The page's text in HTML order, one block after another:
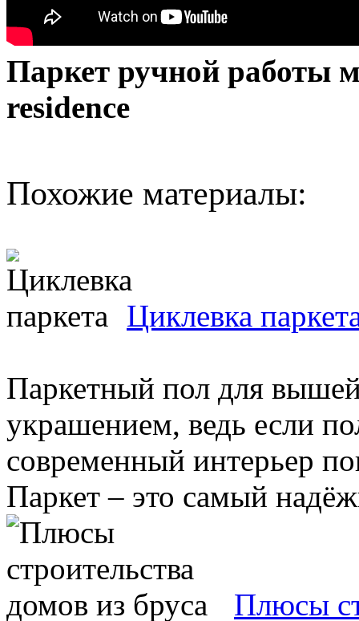
Паркет ручной работы
residence
Похожие материалы:
Циклевка
Паркетный пол для
украшением, ведь если
современный интерьер
Паркет – это самый
Плюсы